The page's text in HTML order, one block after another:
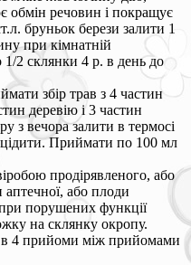
обмін речовин і покращує
бруньок берези залити 1
при кімнатній
1/2 склянки 4 р. в день до
збір трав з 4 частин
деревію і 3 частин
з вечора залити в термосі
Приймати по 100 мл
продірявленого, або
або плоди
порушених функції
на склянку окропу.
в 4 прийоми між прийомами